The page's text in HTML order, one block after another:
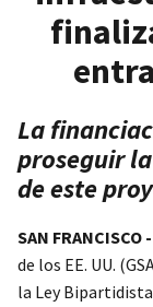
La
proseguir
de este
SAN FRANCISCO -
de los EE. UU.
la Ley